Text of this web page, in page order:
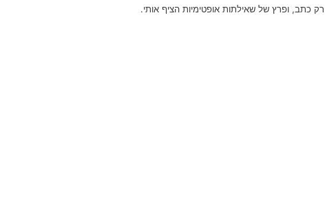
רק כתב, ופרץ של שאילתות אופטימיות הציף אותי.